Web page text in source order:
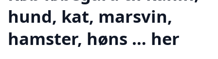
hund, kat, marsvin,
hamster, høns … her